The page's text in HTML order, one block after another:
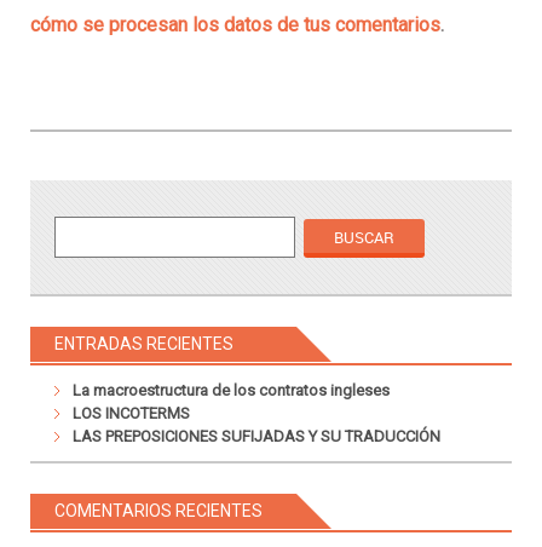
cómo se procesan los datos de tus comentarios.
ENTRADAS RECIENTES
La macroestructura de los contratos ingleses
LOS INCOTERMS
LAS PREPOSICIONES SUFIJADAS Y SU TRADUCCIÓN
COMENTARIOS RECIENTES